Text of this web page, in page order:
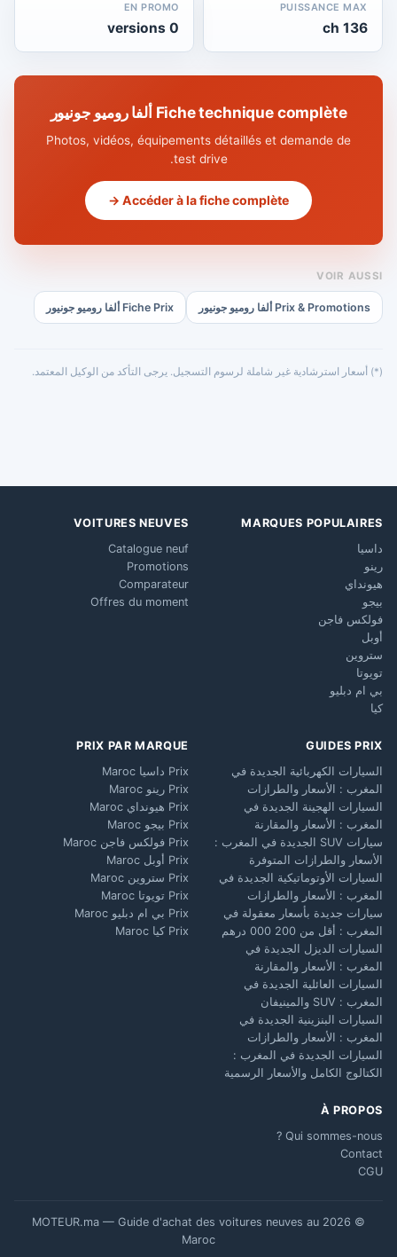
PUISSANCE MAX
136 ch
EN PROMO
0 versions
Fiche technique complète ألفا روميو جونيور
Photos, vidéos, équipements détaillés et demande de
test drive.
Accéder à la fiche complète →
VOIR AUSSI
Prix & Promotions ألفا روميو جونيور Fiche Prix ألفا روميو جونيور
(*) أسعار استرشادية غير شاملة لرسوم التسجيل. يرجى التأكد من الوكيل المعتمد.
MARQUES POPULAIRES
داسيا
رينو
هيونداي
بيجو
فولكس فاجن
أوبل
ستروين
تويوتا
بي ام دبليو
كيا
VOITURES NEUVES
Catalogue neuf
Promotions
Comparateur
Offres du moment
GUIDES PRIX
السيارات الكهربائية الجديدة في
المغرب : الأسعار والطرازات
السيارات الهجينة الجديدة في
المغرب : الأسعار والمقارنة
سيارات SUV الجديدة في المغرب :
الأسعار والطرازات المتوفرة
السيارات الأوتوماتيكية الجديدة في
المغرب : الأسعار والطرازات
سيارات جديدة بأسعار معقولة في
المغرب : أقل من 200 000 درهم
السيارات الديزل الجديدة في
المغرب : الأسعار والمقارنة
السيارات العائلية الجديدة في
المغرب : SUV والمينيفان
السيارات البنزينية الجديدة في
المغرب : الأسعار والطرازات
السيارات الجديدة في المغرب :
الكتالوج الكامل والأسعار الرسمية
PRIX PAR MARQUE
Prix داسيا Maroc
Prix رينو Maroc
Prix هيونداي Maroc
Prix بيجو Maroc
Prix فولكس فاجن Maroc
Prix أوبل Maroc
Prix ستروين Maroc
Prix تويوتا Maroc
Prix بي ام دبليو Maroc
Prix كيا Maroc
À PROPOS
Qui sommes-nous ?
Contact
CGU
© 2026 MOTEUR.ma — Guide d'achat des voitures neuves au
Maroc